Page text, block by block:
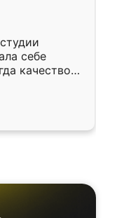
себе
качеством
уже почти